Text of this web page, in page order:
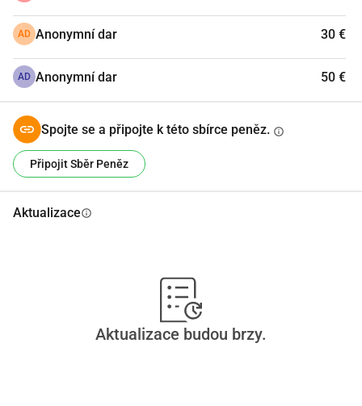
AD Anonymní dar 30 €
AD Anonymní dar 50 €
Spojte se a připojte k této sbírce peněz. info
Připojit Sběr Peněz
Aktualizaceinfo
Aktualizace budou brzy.